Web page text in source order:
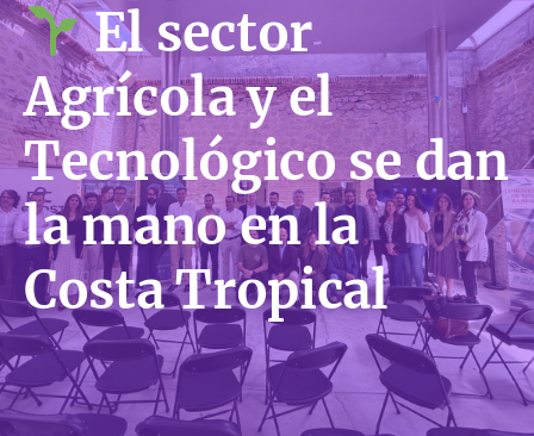
El sector
Agrícola y el
Tecnológico se dan
la mano en la
Costa Tropical